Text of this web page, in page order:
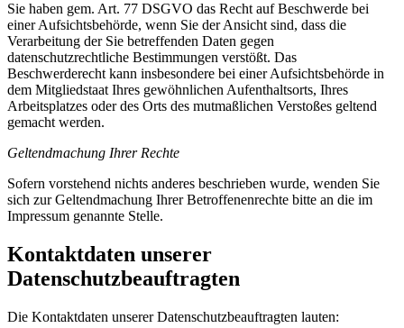
Sie haben gem. Art. 77 DSGVO das Recht auf Beschwerde bei
einer Aufsichtsbehörde, wenn Sie der Ansicht sind, dass die
Verarbeitung der Sie betreffenden Daten gegen
datenschutzrechtliche Bestimmungen verstößt. Das
Beschwerderecht kann insbesondere bei einer Aufsichtsbehörde in
dem Mitgliedstaat Ihres gewöhnlichen Aufenthaltsorts, Ihres
Arbeitsplatzes oder des Orts des mutmaßlichen Verstoßes geltend
gemacht werden.
Geltendmachung Ihrer Rechte
Sofern vorstehend nichts anderes beschrieben wurde, wenden Sie
sich zur Geltendmachung Ihrer Betroffenenrechte bitte an die im
Impressum genannte Stelle.
Kontaktdaten unserer
Datenschutzbeauftragten
Die Kontaktdaten unserer Datenschutzbeauftragten lauten: